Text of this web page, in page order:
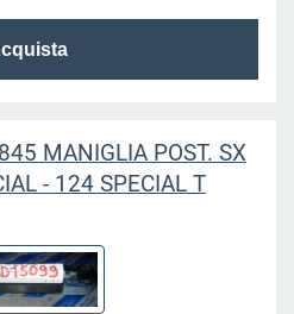
MANIGLIA POST. SX
- 124 SPECIAL T